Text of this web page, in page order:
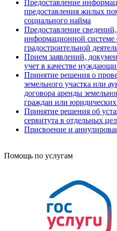
Предоставление
предоставления жилых
социального найма
Предоставление
информационной системе
градостроительной
Прием заявлений,
учет в качестве
Принятие решения о
земельного участка или
договора аренды
граждан или
Принятие решения об
сервитута в отдельных
Присвоение и
Помощь по услугам